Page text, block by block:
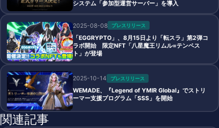
システム「参加型運営サーバー」を導入
2025-08-08 プレスリリース
「EGGRYPTO」、8月15日より「転スラ」第2弾コ
ラボ開始 限定NFT「八星魔王リムル=テンペス
ト」が登場
2025-10-14 プレスリリース
WEMADE、『Legend of YMIR Global』でストリ
ーマー支援プログラム「SSS」を開始
関連記事